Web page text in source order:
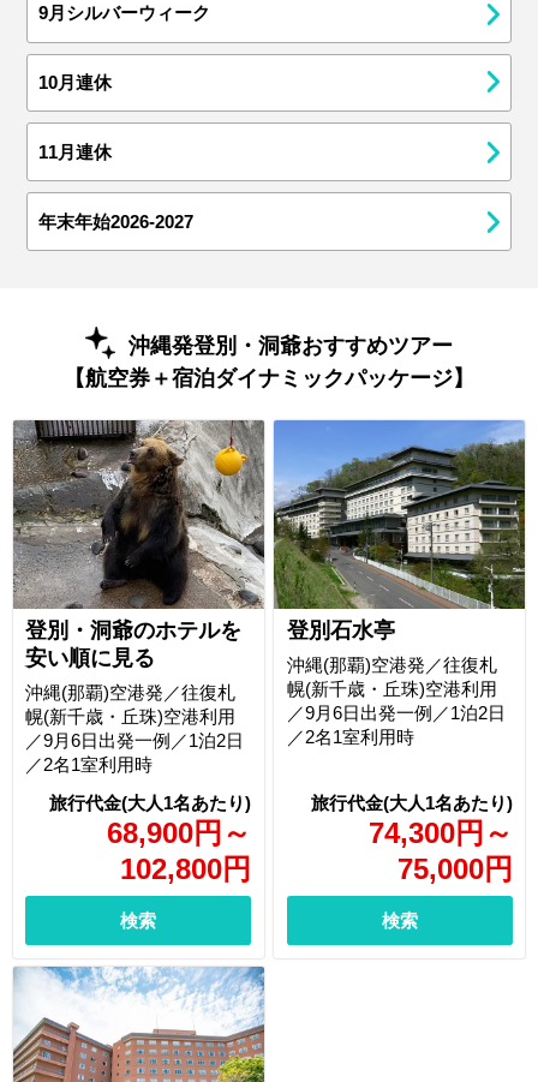
9月シルバーウィーク
10月連休
11月連休
年末年始2026-2027
沖縄発登別・洞爺おすすめツアー
【航空券＋宿泊ダイナミックパッケージ】
登別・洞爺のホテルを
安い順に見る
68,900円 ～
102,800円
沖縄(那覇)空港発／往復札
幌(新千歳・丘珠)空港利用
／9月6日出発一例／1泊2日
／2名1室利用時
検索
登別石水亭
74,300円 ～
75,000円
沖縄(那覇)空港発／往復札
幌(新千歳・丘珠)空港利用
／9月6日出発一例／1泊2日
／2名1室利用時
検索